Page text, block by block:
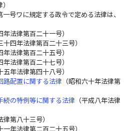
一号ワに規定する政令で定める法律は、
法律第百二十一号）
十四年法律第百二十三号）
法律第百二十五号）
法律第百二十七号）
五年法律第四十八号）
路配置に関する法律 （昭和六十年法律第
続の特例等に関する法律 （平成八年法律
第八十三号）
一年法律第二百二十五号）